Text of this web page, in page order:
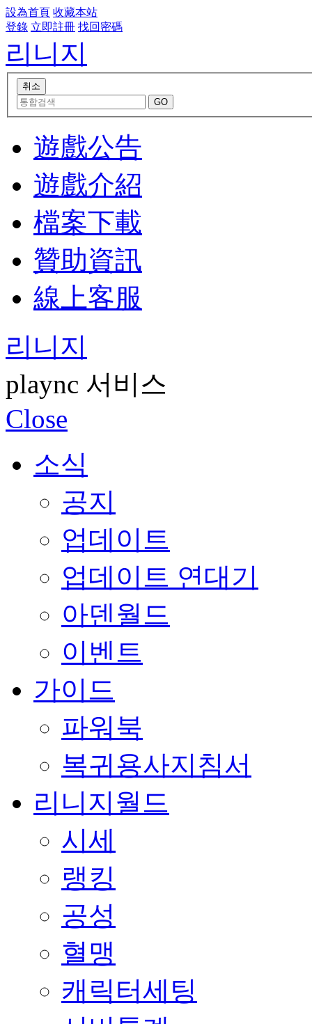
設為首頁 收藏本站
登錄 立即註冊 找回密碼
리니지
遊戲公告
遊戲介紹
檔案下載
贊助資訊
線上客服
리니지
plaync 서비스
Close
소식
공지
업데이트
업데이트 연대기
아덴월드
이벤트
가이드
파워북
복귀용사지침서
리니지월드
시세
랭킹
공성
혈맹
캐릭터세팅